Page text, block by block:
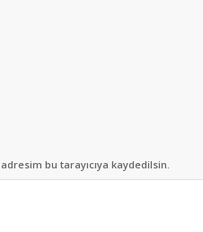
bu tarayıcıya kaydedilsin.